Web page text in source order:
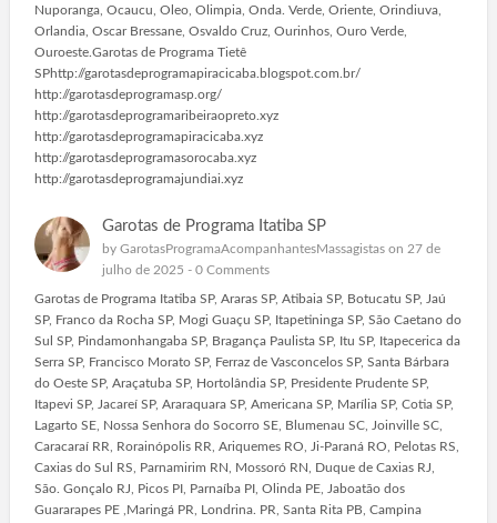
Nuporanga, Ocaucu, Oleo, Olimpia, Onda. Verde, Oriente, Orindiuva,
Orlandia, Oscar Bressane, Osvaldo Cruz, Ourinhos, Ouro Verde,
Ouroeste.Garotas de Programa Tietê
SPhttp://garotasdeprogramapiracicaba.blogspot.com.br/
http://garotasdeprogramasp.org/
http://garotasdeprogramaribeiraopreto.xyz
http://garotasdeprogramapiracicaba.xyz
http://garotasdeprogramasorocaba.xyz
http://garotasdeprogramajundiai.xyz
Garotas de Programa Itatiba SP
by GarotasProgramaAcompanhantesMassagistason 27 de
julho de 2025 - 0 Comments
Garotas de Programa Itatiba SP, Araras SP, Atibaia SP, Botucatu SP, Jaú
SP, Franco da Rocha SP, Mogi Guaçu SP, Itapetininga SP, São Caetano do
Sul SP, Pindamonhangaba SP, Bragança Paulista SP, Itu SP, Itapecerica da
Serra SP, Francisco Morato SP, Ferraz de Vasconcelos SP, Santa Bárbara
do Oeste SP, Araçatuba SP, Hortolândia SP, Presidente Prudente SP,
Itapevi SP, Jacareí SP, Araraquara SP, Americana SP, Marília SP, Cotia SP,
Lagarto SE, Nossa Senhora do Socorro SE, Blumenau SC, Joinville SC,
Caracaraí RR, Rorainópolis RR, Ariquemes RO, Ji-Paraná RO, Pelotas RS,
Caxias do Sul RS, Parnamirim RN, Mossoró RN, Duque de Caxias RJ,
São. Gonçalo RJ, Picos PI, Parnaíba PI, Olinda PE, Jaboatão dos
Guararapes PE ,Maringá PR, Londrina. PR, Santa Rita PB, Campina